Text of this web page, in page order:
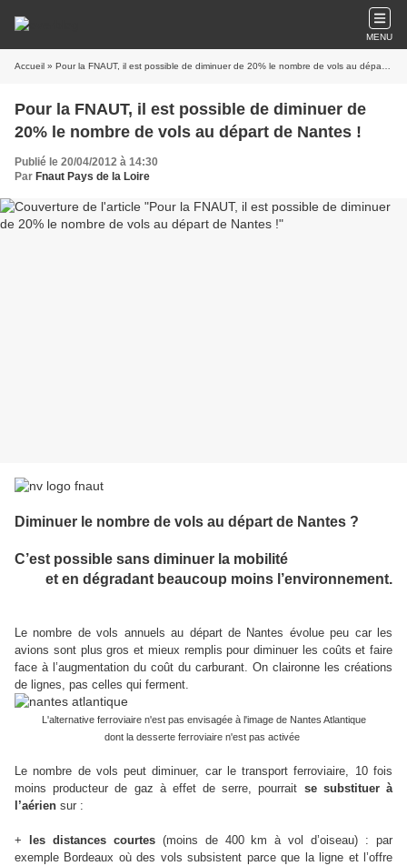
MENU
Accueil » Pour la FNAUT, il est possible de diminuer de 20% le nombre de vols au départ de Nantes !
Pour la FNAUT, il est possible de diminuer de
20% le nombre de vols au départ de Nantes !
Publié le 20/04/2012 à 14:30
Par Fnaut Pays de la Loire
Diminuer le nombre de vols au départ de Nantes ?
C’est possible sans diminuer la mobilité
et en dégradant beaucoup moins l’environnement.
Le nombre de vols annuels au départ de Nantes évolue peu car les
avions sont plus gros et mieux remplis pour diminuer les coûts et faire
face à l’augmentation du coût du carburant. On claironne les créations
de lignes, pas celles qui ferment.
L'alternative ferroviaire n'est pas envisagée à l'image de Nantes Atlantique
dont la desserte ferroviaire n'est pas activée
Le nombre de vols peut diminuer, car le transport ferroviaire, 10 fois
moins producteur de gaz à effet de serre, pourrait se substituer à
l’aérien sur :
+ les distances courtes(moins de 400 km à vol d’oiseau) : par
exemple Bordeaux où des vols subsistent parce que la ligne et l’offre